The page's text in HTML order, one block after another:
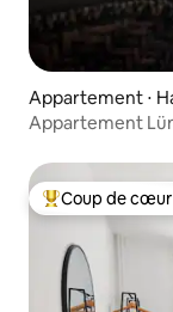
Appartement ⋅
Appartement
Coups de cœur
Coup de